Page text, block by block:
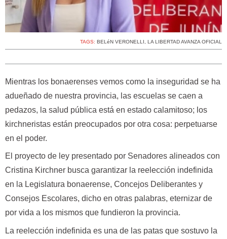
TAGS: BELéN VERONELLI , LA LIBERTAD AVANZA OFICIAL
Mientras los bonaerenses vemos como la inseguridad se ha
adueñado de nuestra provincia, las escuelas se caen a
pedazos, la salud pública está en estado calamitoso; los
kirchneristas están preocupados por otra cosa: perpetuarse
en el poder.
El proyecto de ley presentado por Senadores alineados con
Cristina Kirchner busca garantizar la reelección indefinida
en la Legislatura bonaerense, Concejos Deliberantes y
Consejos Escolares, dicho en otras palabras, eternizar de
por vida a los mismos que fundieron la provincia.
La reelección indefinida es una de las patas que sostuvo la